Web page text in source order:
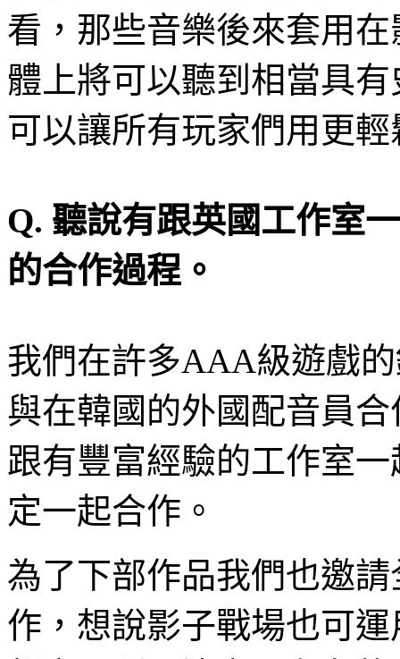
看，那些音樂後來套用
體上將可以聽到相當具
可以讓所有玩家們用更
Q. 聽說有跟英國工作室
的合作過程。
我們在許多AAA級遊戲
與在韓國的外國配音員
跟有豐富經驗的工作室
定一起合作。
為了下部作品我們也邀
作，想說影子戰場也可